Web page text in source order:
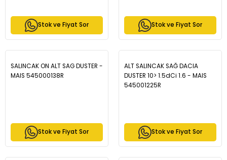
Stok ve Fiyat Sor Stok ve Fiyat Sor
SALINCAK ON ALT SAG DUSTER -
MAIS 545000138R
Stok ve Fiyat Sor
ALT SALINCAK SAĞ DACIA
DUSTER 10> 1.5dCi 1.6 - MAIS
545001225R
Stok ve Fiyat Sor